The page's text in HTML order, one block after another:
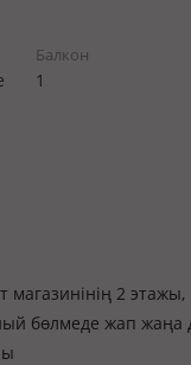
Балкон
1
2
бөлмеде жап жаңа